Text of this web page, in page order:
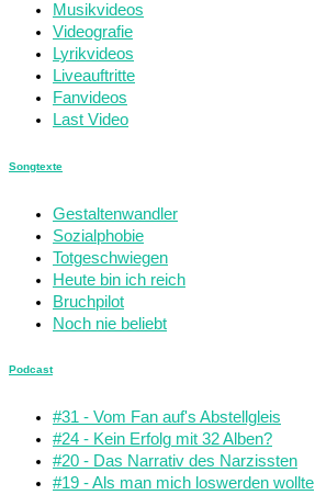
Musikvideos
Videografie
Lyrikvideos
Liveauftritte
Fanvideos
Last Video
Songtexte
Gestaltenwandler
Sozialphobie
Totgeschwiegen
Heute bin ich reich
Bruchpilot
Noch nie beliebt
Podcast
#31 - Vom Fan auf's Abstellgleis
#24 - Kein Erfolg mit 32 Alben?
#20 - Das Narrativ des Narzissten
#19 - Als man mich loswerden wollte